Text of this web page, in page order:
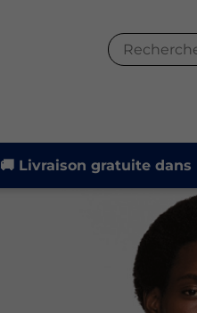
🚚 Livraison gratuite